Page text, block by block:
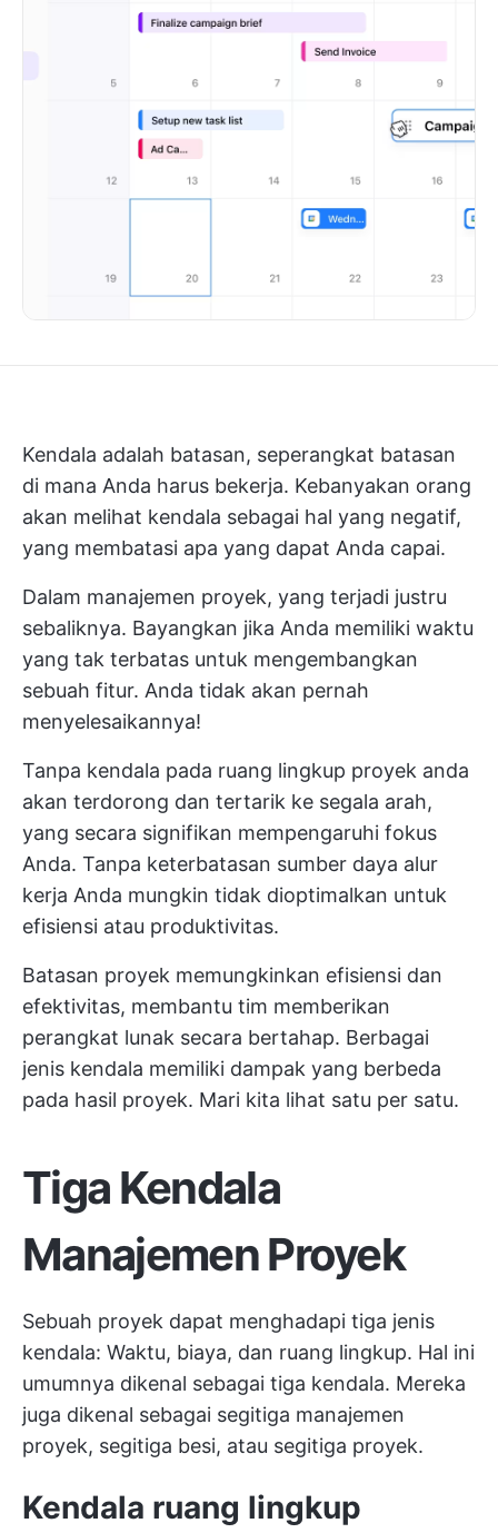
Kendala adalah batasan, seperangkat batasan
di mana Anda harus bekerja. Kebanyakan orang
akan melihat kendala sebagai hal yang negatif,
yang membatasi apa yang dapat Anda capai.
Dalam manajemen proyek, yang terjadi justru
sebaliknya. Bayangkan jika Anda memiliki waktu
yang tak terbatas untuk mengembangkan
sebuah fitur. Anda tidak akan pernah
menyelesaikannya!
Tanpa kendala pada ruang lingkup proyek anda
akan terdorong dan tertarik ke segala arah,
yang secara signifikan mempengaruhi fokus
Anda. Tanpa keterbatasan sumber daya alur
kerja Anda mungkin tidak dioptimalkan untuk
efisiensi atau produktivitas.
Batasan proyek memungkinkan efisiensi dan
efektivitas, membantu tim memberikan
perangkat lunak secara bertahap. Berbagai
jenis kendala memiliki dampak yang berbeda
pada hasil proyek. Mari kita lihat satu per satu.
Tiga Kendala
Manajemen Proyek
Sebuah proyek dapat menghadapi tiga jenis
kendala: Waktu, biaya, dan ruang lingkup. Hal ini
umumnya dikenal sebagai tiga kendala. Mereka
juga dikenal sebagai segitiga manajemen
proyek, segitiga besi, atau segitiga proyek.
Kendala ruang lingkup